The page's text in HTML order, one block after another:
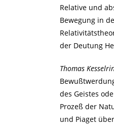
Relative und
Bewegung in
der Deutung
Thomas
des Geistes
Prozeß der
und Piaget